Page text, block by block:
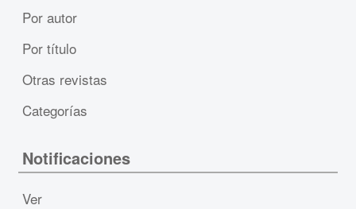
Por autor
Por título
Otras revistas
Categorías
Notificaciones
Ver